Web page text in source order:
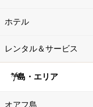
ホテル
レンタル＆サービス
島・エリア
オアフ島